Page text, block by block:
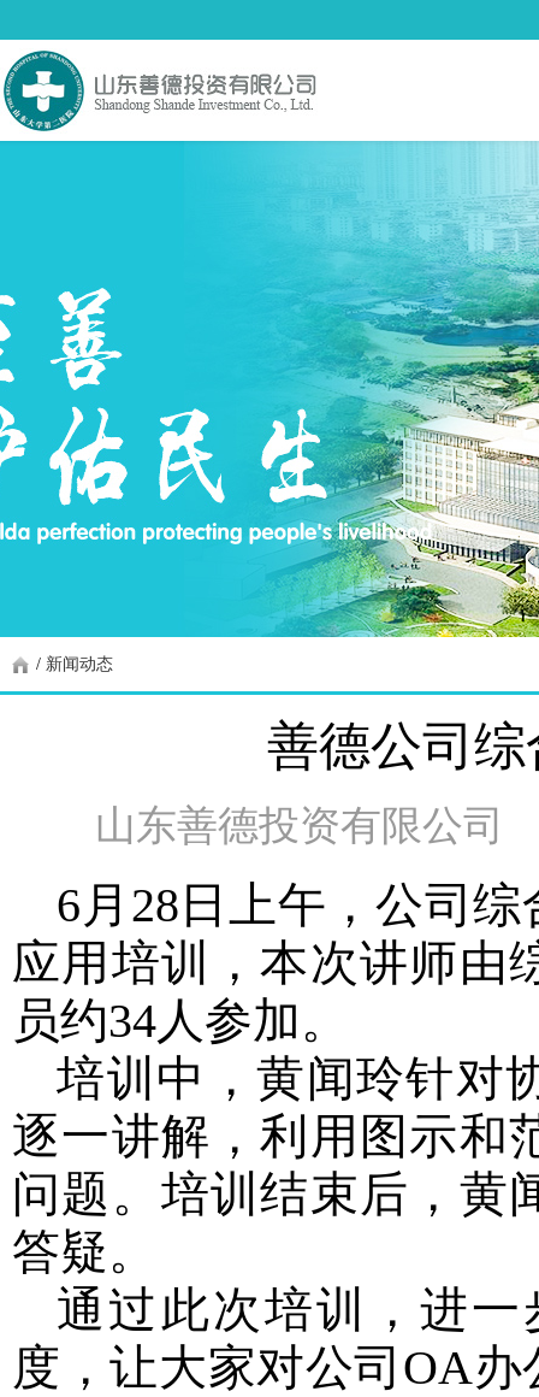
/ 新闻动态
善德公司
山东善德投资有限公司
6月28日上午，公司
应用培训，本次讲师由
员约34人参加。
培训中，黄闻玲针对
逐一讲解，利用图示和
问题。培训结束后，黄
答疑。
通过此次培训，进
度，让大家对公司 OA办